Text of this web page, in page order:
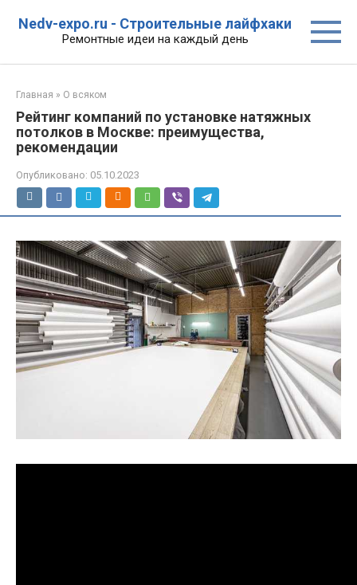
Nedv-expo.ru - Строительные лайфхаки
Ремонтные идеи на каждый день
Главная » О всяком
Рейтинг компаний по установке натяжных
потолков в Москве: преимущества,
рекомендации
Опубликовано: 05.10.2023